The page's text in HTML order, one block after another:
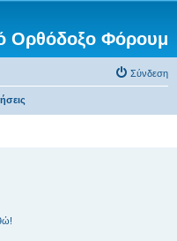
Ορθόδοξο Φόρουμ
Σύνδεση